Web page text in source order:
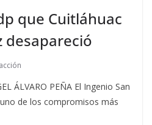
que Cuitláhuac
desapareció
ÁLVARO PEÑA El Ingenio San
de los compromisos más